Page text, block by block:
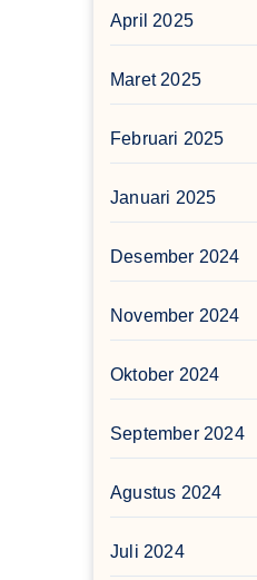
April 2025
Maret 2025
Februari 2025
Januari 2025
Desember 2024
November 2024
Oktober 2024
September 2024
Agustus 2024
Juli 2024